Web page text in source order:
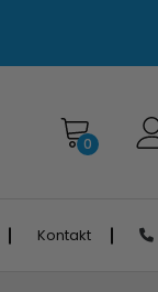
0
Kontakt